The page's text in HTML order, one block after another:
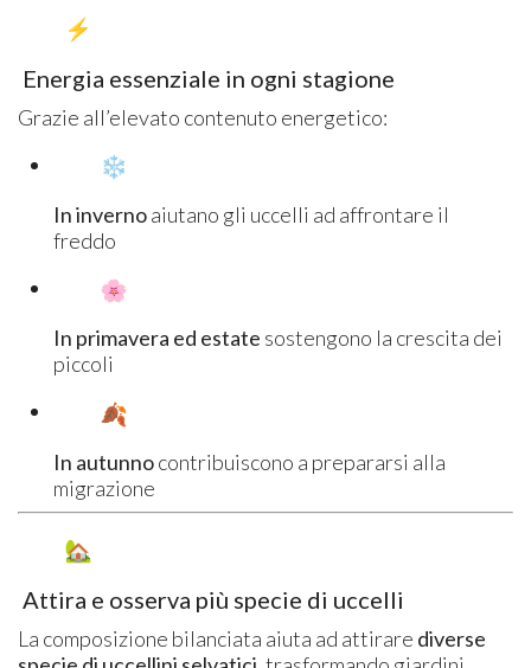
Energia essenziale in ogni stagione
Grazie all’elevato contenuto energetico:
In invernoaiutano gli uccelli ad affrontare il
freddo
In primavera ed estate sostengono la crescita dei
piccoli
In autunnocontribuiscono a prepararsi alla
migrazione
Attira e osserva più specie di uccelli
La composizione bilanciata aiuta ad attirare diverse